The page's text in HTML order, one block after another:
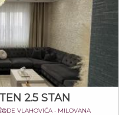
2.5 STAN